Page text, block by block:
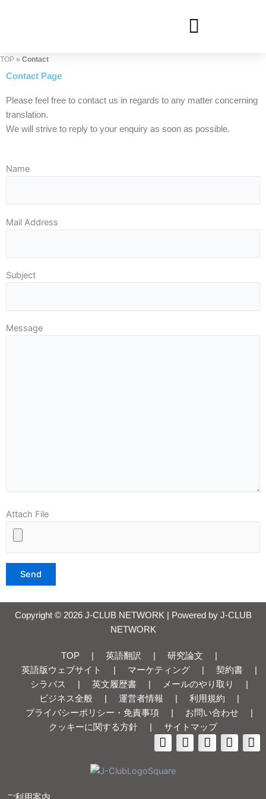
キ
ッ
TOP » Contact
Contact Page
Please feel free to contact us in regards to any matter concerning
translation.
We will strive to reply to your enquiry as soon as possible.
Name
Mail Address
Subject
Message
Attach File
Copyright © 2026 J-CLUB NETWORK | Powered by J-CLUB
NETWORK
TOP | 英語翻訳 | 研究論文
|
英語版ウェブサイト
| マーケティング | 契約書
|
シラバス
| 英文履歴書 | メールのやり取り
|
ビジネス全般
| 運営者情報 | 利用規約
|
プライバシーポリシー・免責事項
| お問い合わせ
|
クッキーに関する方針
| サイトマップ